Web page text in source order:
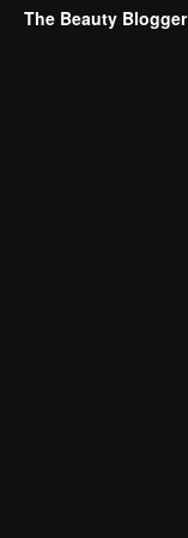
The Beauty Blogger